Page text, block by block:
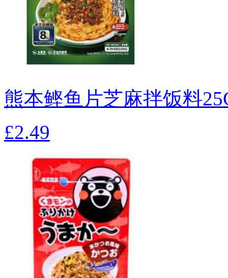
熊本鲣鱼片芝麻拌饭料
£2.49